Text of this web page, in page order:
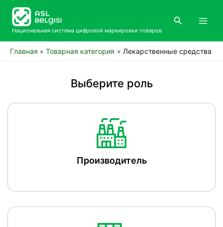
Перейти
содержимому
Национальная система цифровой маркировки товаров
Поиск
Главная Товарная категория Лекарственные средства
Выберите роль
Производитель